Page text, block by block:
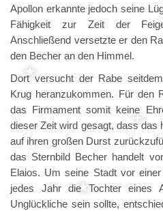
Apollon erkannte jedoch seine
Fähigkeit zur Zeit der
Anschließend versetzte er den
den Becher an den Himmel.
Dort versucht der Rabe
Krug heranzukommen. Für den
das Firmament somit keine
dieser Zeit wird gesagt, dass das
auf ihren großen Durst
das Sternbild Becher handelt
Elaios. Um seine Stadt vor
jedes Jahr die Tochter eines
Unglückliche sein sollte,